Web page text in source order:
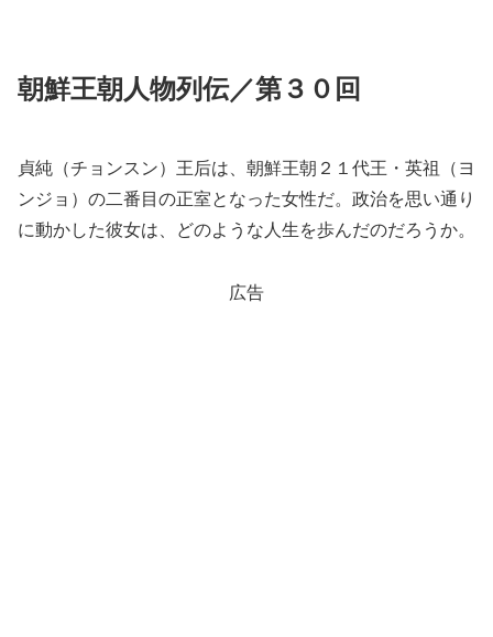
朝鮮王朝人物列伝／第３０回
貞純（チョンスン）王后は、朝鮮王朝２１代王・英祖（ヨ
ンジョ）の二番目の正室となった女性だ。政治を思い通り
に動かした彼女は、どのような人生を歩んだのだろうか。
広告